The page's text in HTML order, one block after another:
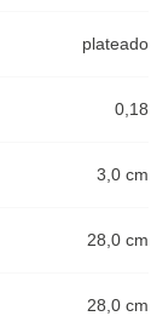
plateado
0,18
3,0 cm
28,0 cm
28,0 cm